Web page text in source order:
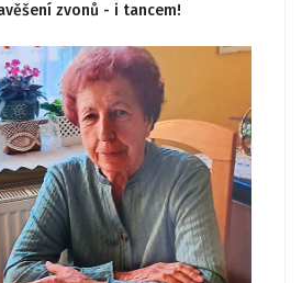
zvonů - i tancem!